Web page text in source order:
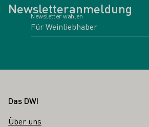
Newsletteranmeldung
Newsletter wählen
Fußbereich
Das DWI
Über uns